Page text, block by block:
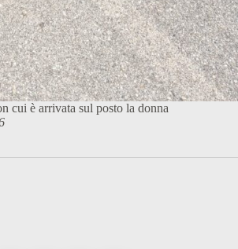
cui è arrivata sul posto la donna